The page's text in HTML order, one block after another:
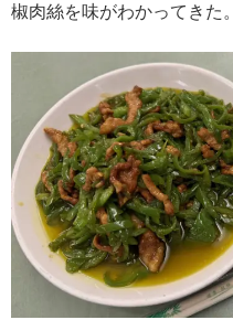
椒肉絲を味がわかってきた。